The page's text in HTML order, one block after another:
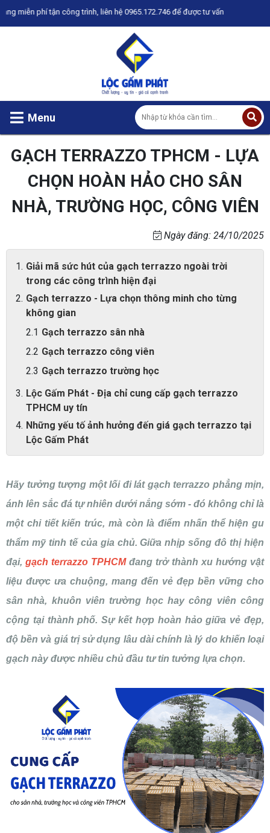
phí tận công trình, liên hệ 0965.172.746 để được tư vấn
Menu
GẠCH TERRAZZO TPHCM - LỰA
CHỌN HOÀN HẢO CHO SÂN
NHÀ, TRƯỜNG HỌC, CÔNG VIÊN
Ngày đăng: 24/10/2025
Giải mã sức hút của gạch terrazzo ngoài trời
trong các công trình hiện đại
Gạch terrazzo - Lựa chọn thông minh cho từng
không gian
Gạch terrazzo sân nhà
Gạch terrazzo công viên
Gạch terrazzo trường học
Lộc Gấm Phát - Địa chỉ cung cấp gạch terrazzo
TPHCM uy tín
Những yếu tố ảnh hưởng đến giá gạch terrazzo tại
Lộc Gấm Phát
Hãy tưởng tượng một lối đi lát gạch terrazzo phẳng mịn,
ánh lên sắc đá tự nhiên dưới nắng sớm - đó không chỉ là
một chi tiết kiến trúc, mà còn là điểm nhấn thể hiện gu
thẩm mỹ tinh tế của gia chủ. Giữa nhịp sống đô thị hiện
đại, gạch terrazzo TPHCMđang trở thành xu hướng vật
liệu được ưa chuộng, mang đến vẻ đẹp bền vững cho
sân nhà, khuôn viên trường học hay công viên công
cộng tại thành phố. Sự kết hợp hoàn hảo giữa vẻ đẹp,
độ bền và giá trị sử dụng lâu dài chính là lý do khiến loại
gạch này được nhiều chủ đầu tư tin tưởng lựa chọn.